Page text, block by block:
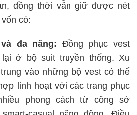
đồng thời vẫn giữ được nét
có:
đa năng: Đồng phục vest
ở bộ suit truyền thống. Xu
vào những bộ vest có thể
linh hoạt với các trang phục
phong cách từ công sở